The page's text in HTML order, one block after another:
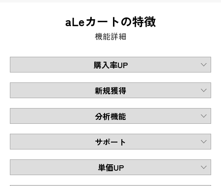
aLeカートの特徴
機能詳細
購入率UP
新規獲得
分析機能
サポート
単価UP